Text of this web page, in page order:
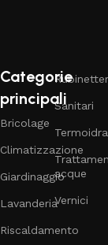
Categorie
principali
Bricolage
Climatizzazione
Giardinaggio
Lavanderia
Riscaldamento
Sanitari
acque
Vernici